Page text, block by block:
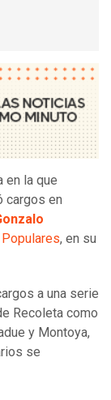
en la que
cargos en
, en su
a una serie
Recoleta como
y Montoya,
se